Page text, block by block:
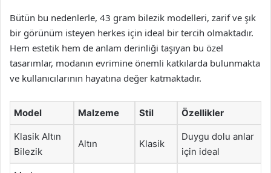
Bütün bu nedenlerle, 43 gram bilezik modelleri, zarif ve şık
bir görünüm isteyen herkes için ideal bir tercih olmaktadır.
Hem estetik hem de anlam derinliği taşıyan bu özel
tasarımlar, modanın evrimine önemli katkılarda bulunmakta
ve kullanıcılarının hayatına değer katmaktadır.
Model Malzeme Stil Özellikler
Klasik Altın
Bilezik
Altın Klasik
Duygu dolu anlar
için ideal